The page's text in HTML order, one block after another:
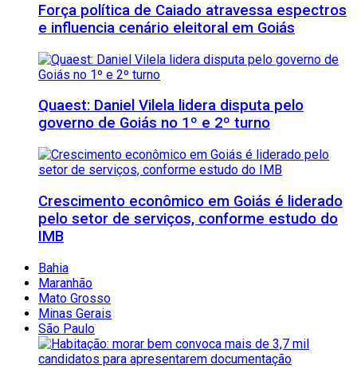
Força política de Caiado atravessa espectros
e influencia cenário eleitoral em Goiás
Quaest: Daniel Vilela lidera disputa pelo
governo de Goiás no 1º e 2º turno
Crescimento econômico em Goiás é liderado
pelo setor de serviços, conforme estudo do
IMB
Bahia
Maranhão
Mato Grosso
Minas Gerais
São Paulo